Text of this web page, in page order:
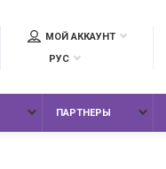
МОЙ АККАУНТ
РУС
ПАРТНЕРЫ